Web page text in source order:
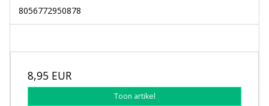
8056772950878
8,95 EUR
Toon artikel